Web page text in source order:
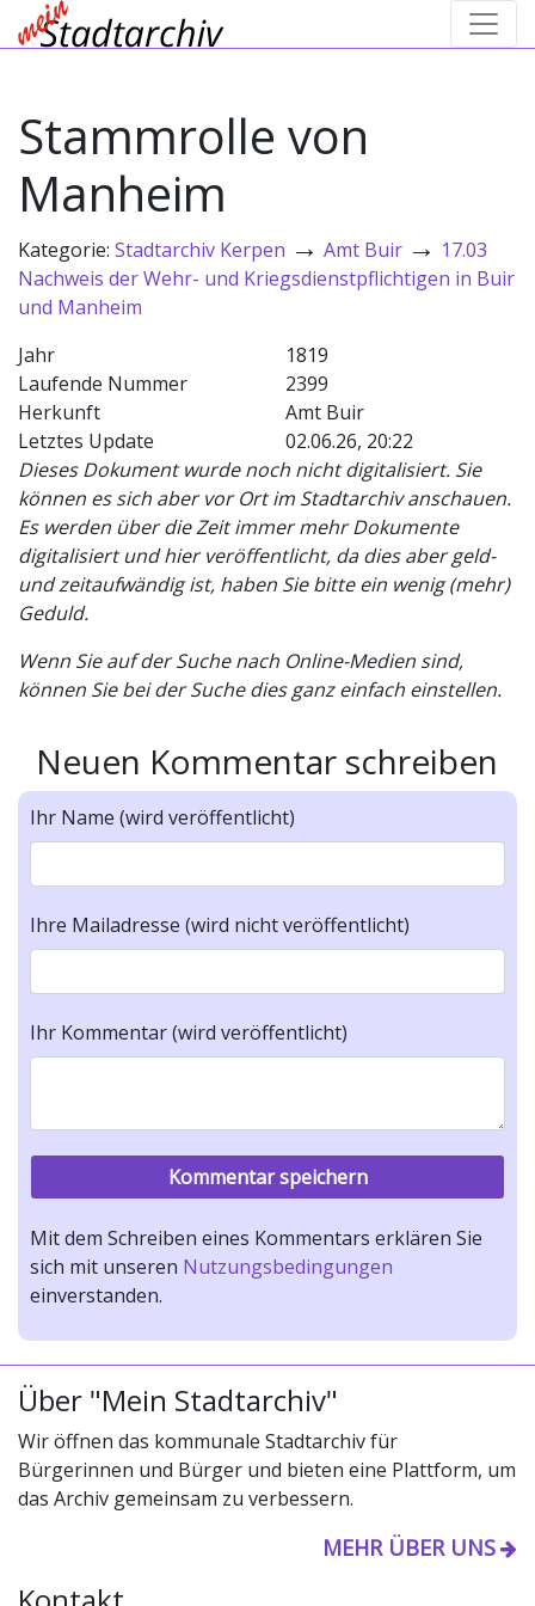
Stammrolle von
Manheim
Kategorie: Stadtarchiv Kerpen → Amt Buir → 17.03
Nachweis der Wehr- und Kriegsdienstpflichtigen in Buir
und Manheim
Jahr
1819
Laufende Nummer
2399
Herkunft
Amt Buir
Letztes Update
02.06.26, 20:22
Dieses Dokument wurde noch nicht digitalisiert. Sie
können es sich aber vor Ort im Stadtarchiv anschauen.
Es werden über die Zeit immer mehr Dokumente
digitalisiert und hier veröffentlicht, da dies aber geld-
und zeitaufwändig ist, haben Sie bitte ein wenig (mehr)
Geduld.
Wenn Sie auf der Suche nach Online-Medien sind,
können Sie bei der Suche dies ganz einfach einstellen.
Neuen Kommentar schreiben
Ihr Name (wird veröffentlicht)
Ihre Mailadresse (wird nicht veröffentlicht)
Ihr Kommentar (wird veröffentlicht)
Mit dem Schreiben eines Kommentars erklären Sie
sich mit unseren Nutzungsbedingungen
einverstanden.
Über "Mein Stadtarchiv"
Wir öffnen das kommunale Stadtarchiv für
Bürgerinnen und Bürger und bieten eine Plattform, um
das Archiv gemeinsam zu verbessern.
MEHR ÜBER UNS